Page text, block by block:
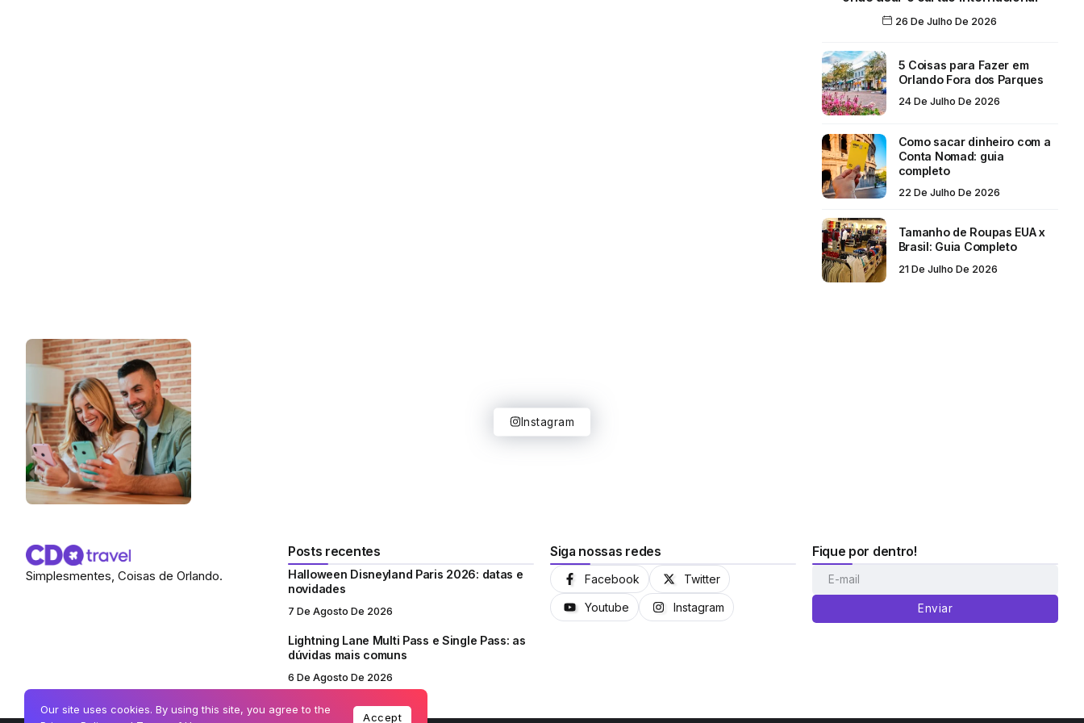
26 De Julho De 2026
5 Coisas para Fazer em
Orlando Fora dos Parques
24 De Julho De 2026
Como sacar dinheiro com a
Conta Nomad: guia
completo
22 De Julho De 2026
Tamanho de Roupas EUA x
Brasil: Guia Completo
21 De Julho De 2026
Instagram
Simplesmentes, Coisas de Orlando.
Posts recentes
Halloween Disneyland Paris 2026: datas e
novidades
7 De Agosto De 2026
Lightning Lane Multi Pass e Single Pass: as
dúvidas mais comuns
6 De Agosto De 2026
Siga nossas redes
Facebook Twitter
Youtube Instagram
Fique por dentro!
Enviar
Our site uses cookies. By using this site, you agree to the
Accept